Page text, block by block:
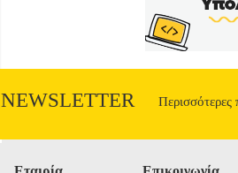
NEWSLETTER